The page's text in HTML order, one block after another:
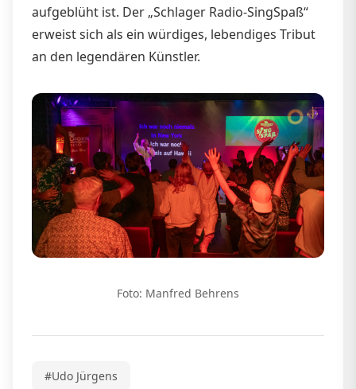
aufgeblüht ist. Der „Schlager Radio-SingSpaß“
erweist sich als ein würdiges, lebendiges Tribut
an den legendären Künstler.
Foto: Manfred Behrens
#Udo Jürgens